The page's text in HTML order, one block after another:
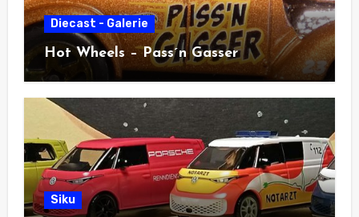
Diecast - Galerie
Hot Wheels – Pass´n Gasser
Siku